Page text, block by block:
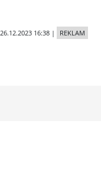
26.12.2023 16:38| REKLAM